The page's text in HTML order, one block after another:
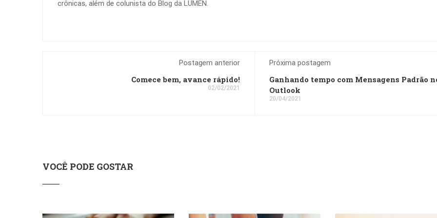
crônicas, além de colunista do Blog da LUMEN.
Postagem anterior
Comece bem, avance rápido!
02/02/2021
Próxima postagem
Ganhando tempo com Mensagens Padrão
Outlook
20/04/2021
VOCÊ PODE GOSTAR